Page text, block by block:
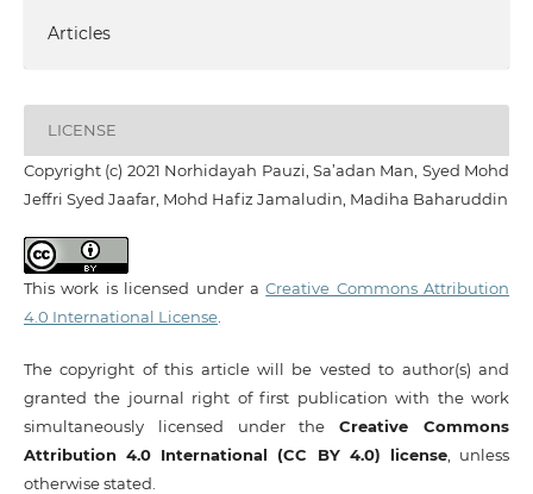
Articles
LICENSE
Copyright (c) 2021 Norhidayah Pauzi, Sa’adan Man, Syed Mohd
Jeffri Syed Jaafar, Mohd Hafiz Jamaludin, Madiha Baharuddin
This work is licensed under aCreative Commons Attribution
4.0 International License.
The copyright of this article will be vested to author(s) and
granted the journal right of first publication with the work
simultaneously licensed under theCreative Commons
Attribution 4.0 International (CC BY 4.0) license, unless
otherwise stated.